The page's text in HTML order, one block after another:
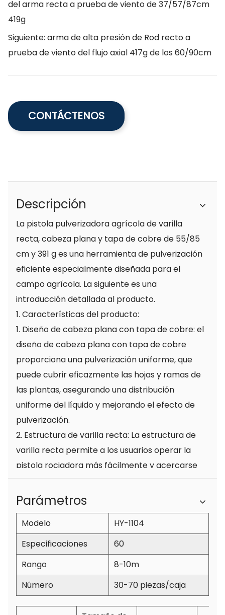
del arma recta a prueba de viento de 37/57/87cm
419g
Siguiente: arma de alta presión de Rod recto a
prueba de viento del flujo axial 417g de los 60/90cm
CONTÁCTENOS
Descripción
La pistola pulverizadora agrícola de varilla
recta, cabeza plana y tapa de cobre de 55/85
cm y 391 g es una herramienta de pulverización
eficiente especialmente diseñada para el
campo agrícola. La siguiente es una
introducción detallada al producto.
1. Características del producto:
1. Diseño de cabeza plana con tapa de cobre: ​​el
diseño de cabeza plana con tapa de cobre
proporciona una pulverización uniforme, que
puede cubrir eficazmente las hojas y ramas de
las plantas, asegurando una distribución
uniforme del líquido y mejorando el efecto de
pulverización.
2. Estructura de varilla recta: La estructura de
varilla recta permite a los usuarios operar la
pistola rociadora más fácilmente y acercarse
tiempo, la estructura de poste recto también
proporciona mayor estabilidad y flexibilidad.
3. Ligera y fácil de operar: la pistola rociadora
pesa solo 391 g, lo cual es muy liviana y fácil de
transportar y operar. El diseño humanizado
permite a los usuarios trabajar fácilmente
durante largos períodos de tiempo y reducir la
Parámetros
Modelo
HY-1104
Especificaciones
60
Rango
8-10m
Número
30-70 piezas/caja